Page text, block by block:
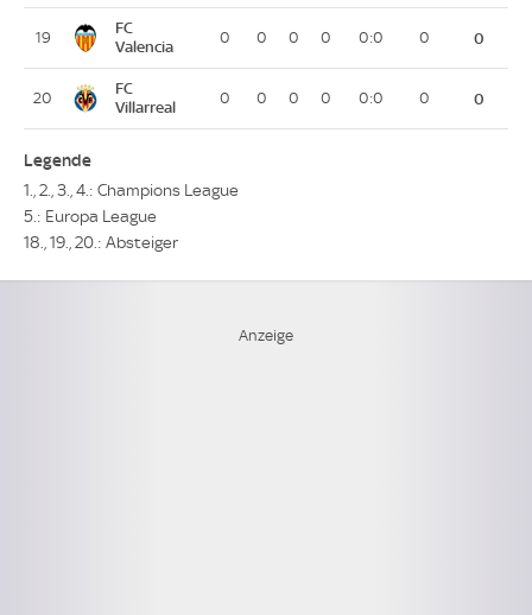
19
FC
Valencia
0 0 0 0 0:0 0 0
20
FC
Villarreal
0 0 0 0 0:0 0 0
Legende
1., 2., 3., 4.: Champions League
5.: Europa League
18., 19., 20.: Absteiger